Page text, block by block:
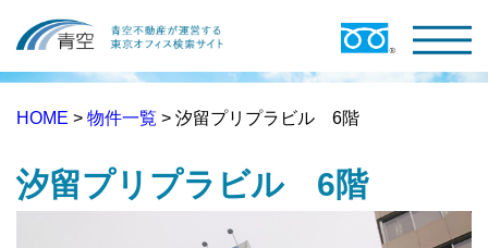
HOME > 物件一覧 > 汐留プリプラビル 6階
汐留プリプラビル 6階